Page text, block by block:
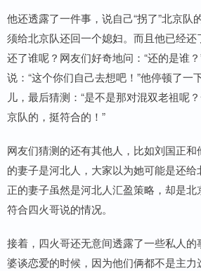
他还透露了一件事，说自己“拐了”北京队
须给北京队还回一个媳妇。而且他已经
还了谁呢？网友们好奇地问：“还的是谁
说：“这个你们自己去想吧！”他停顿了一
儿，最后猜测：“是不是那对混双老祖呢
京队的，挺符合的！”
网友们猜测的还有其他人，比如刘国正
的妻子是河北人，大家以为她可能是还
正的妻子虽然是河北人汇盈策略，却是
符合四火哥说的情况。
接着，四火哥还无意间透露了一些私人
婆谈恋爱的时候，因为他们俩都不是主